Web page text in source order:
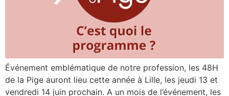
Événement emblématique de notre profession, les 48H
de la Pige auront lieu cette année à Lille, les jeudi 13 et
vendredi 14 juin prochain. A un mois de l’événement, les